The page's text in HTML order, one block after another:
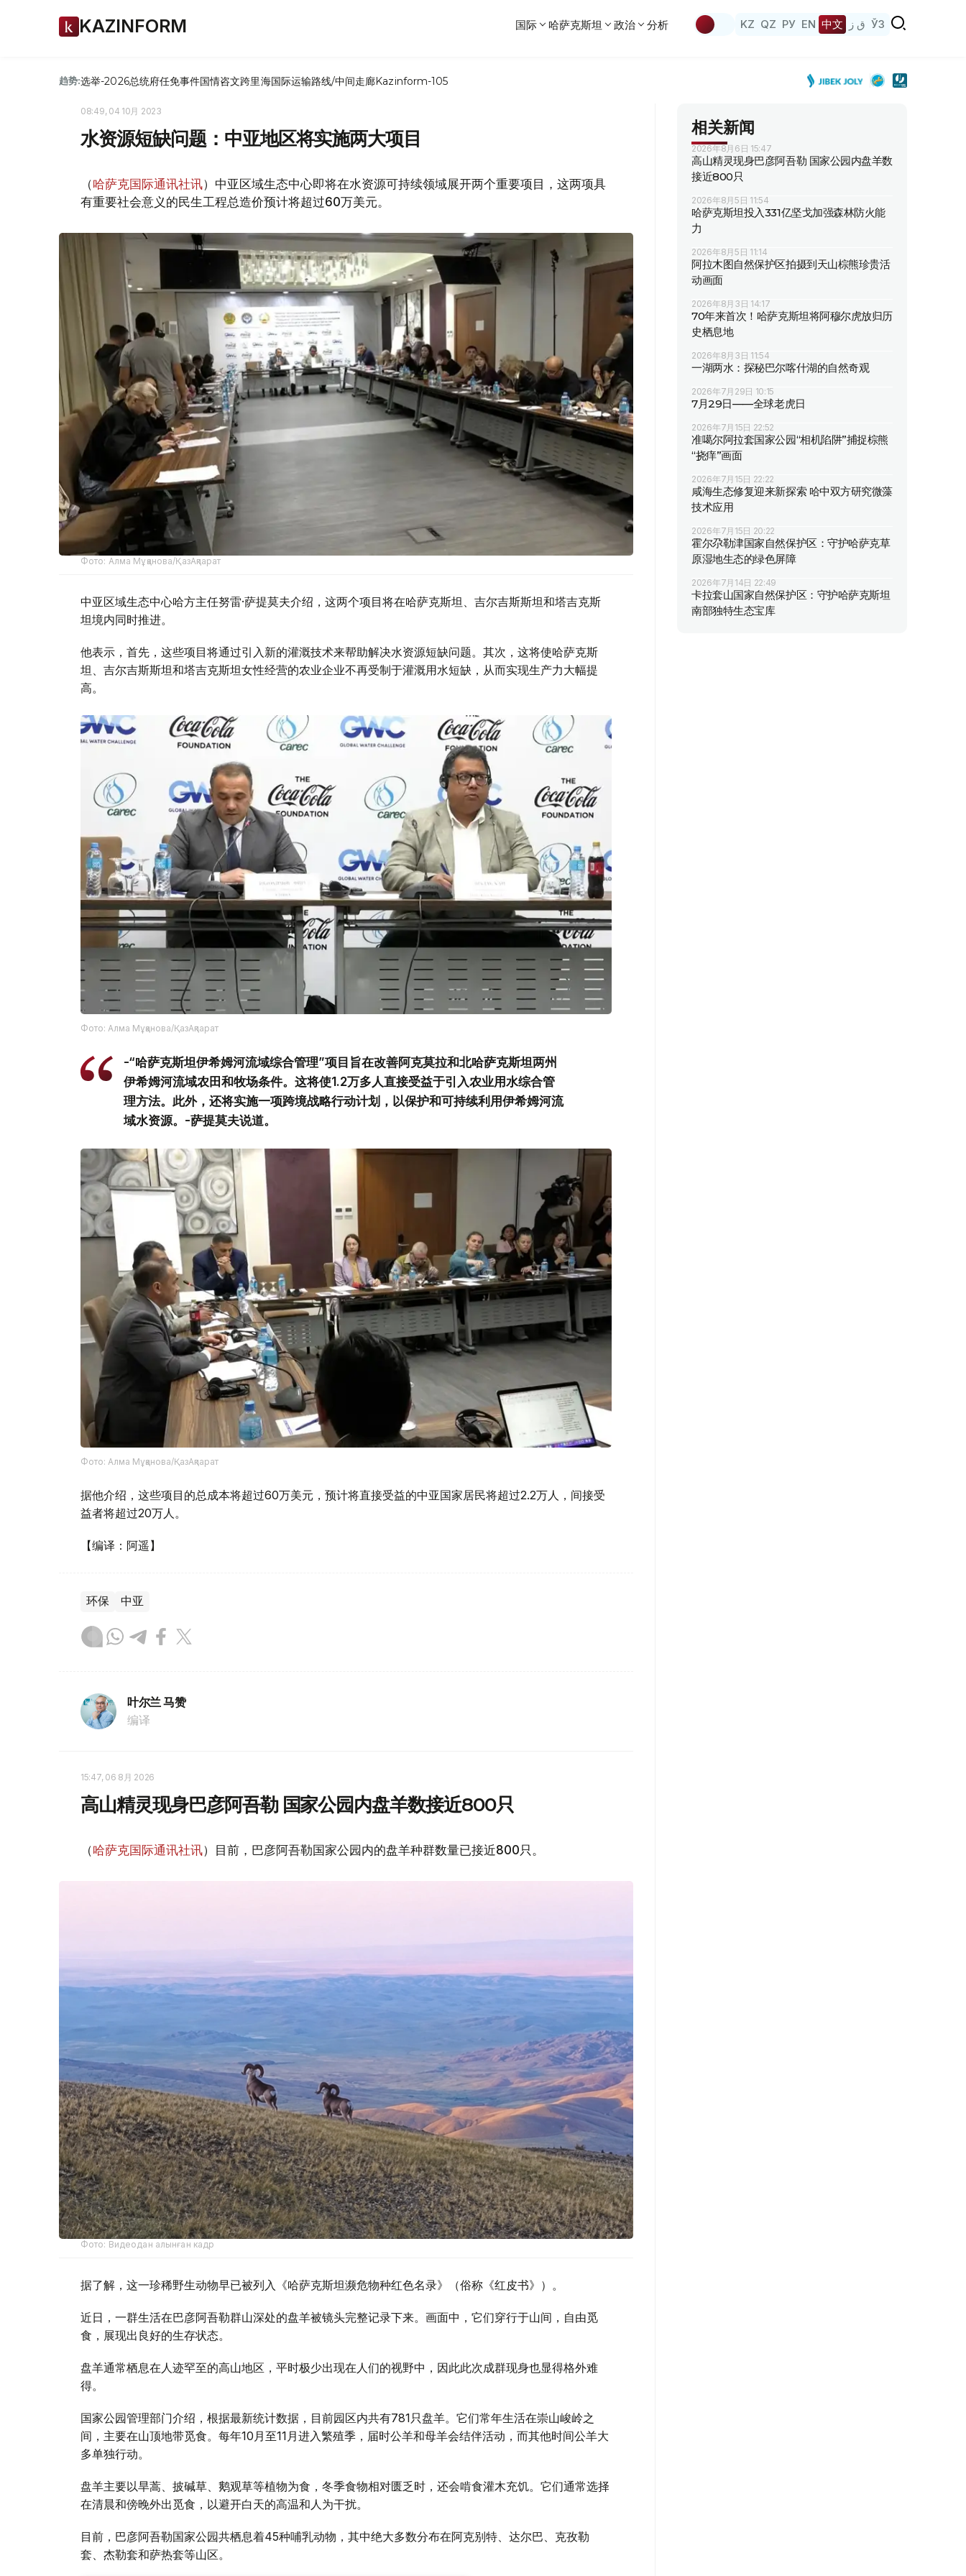
KAZINFORM 国际 哈萨克斯坦 政治 分析 KZ QZ РУ EN 中文 ق ز ЎЗ
趋势:选举-2026总统府任免事件国情咨文跨里海国际运输路线/中间走廊Kazinform-105
08:49, 04 10月 2023
水资源短缺问题：中亚地区将实施两大项目
（哈萨克国际通讯社讯）中亚区域生态中心即将在水资源可持续领域展开两个重要项目，这两项具
有重要社会意义的民生工程总造价预计将超过60万美元。
Фото: Алма Мұқанова/ҚазАқпарат
中亚区域生态中心哈方主任努雷·萨提莫夫介绍，这两个项目将在哈萨克斯坦、吉尔吉斯斯坦和塔吉克斯
坦境内同时推进。
他表示，首先，这些项目将通过引入新的灌溉技术来帮助解决水资源短缺问题。其次，这将使哈萨克斯
坦、吉尔吉斯斯坦和塔吉克斯坦女性经营的农业企业不再受制于灌溉用水短缺，从而实现生产力大幅提
高。
Фото: Алма Мұқанова/ҚазАқпарат
-“哈萨克斯坦伊希姆河流域综合管理”项目旨在改善阿克莫拉和北哈萨克斯坦两州
伊希姆河流域农田和牧场条件。这将使1.2万多人直接受益于引入农业用水综合管
理方法。此外，还将实施一项跨境战略行动计划，以保护和可持续利用伊希姆河流
域水资源。-萨提莫夫说道。
Фото: Алма Мұқанова/ҚазАқпарат
据他介绍，这些项目的总成本将超过60万美元，预计将直接受益的中亚国家居民将超过2.2万人，间接受
益者将超过20万人。
【编译：阿遥】
环保 中亚
叶尔兰 马赞
编译
15:47, 06 8月 2026
高山精灵现身巴彦阿吾勒 国家公园内盘羊数接近800只
（哈萨克国际通讯社讯）目前，巴彦阿吾勒国家公园内的盘羊种群数量已接近800只。
Фото: Видеодан алынған кадр
据了解，这一珍稀野生动物早已被列入《哈萨克斯坦濒危物种红色名录》（俗称《红皮书》）。
近日，一群生活在巴彦阿吾勒群山深处的盘羊被镜头完整记录下来。画面中，它们穿行于山间，自由觅
食，展现出良好的生存状态。
盘羊通常栖息在人迹罕至的高山地区，平时极少出现在人们的视野中，因此此次成群现身也显得格外难
得。
国家公园管理部门介绍，根据最新统计数据，目前园区内共有781只盘羊。它们常年生活在崇山峻岭之
间，主要在山顶地带觅食。每年10月至11月进入繁殖季，届时公羊和母羊会结伴活动，而其他时间公羊大
多单独行动。
盘羊主要以旱蒿、披碱草、鹅观草等植物为食，冬季食物相对匮乏时，还会啃食灌木充饥。它们通常选择
在清晨和傍晚外出觅食，以避开白天的高温和人为干扰。
目前，巴彦阿吾勒国家公园共栖息着45种哺乳动物，其中绝大多数分布在阿克别特、达尔巴、克孜勒
套、杰勒套和萨热套等山区。
相关新闻
2026年8月6日 15:47
高山精灵现身巴彦阿吾勒 国家公园内盘羊数
接近800只
2026年8月5日 11:54
哈萨克斯坦投入331亿坚戈加强森林防火能
力
2026年8月5日 11:14
阿拉木图自然保护区拍摄到天山棕熊珍贵活
动画面
2026年8月3日 14:17
70年来首次！哈萨克斯坦将阿穆尔虎放归历
史栖息地
2026年8月3日 11:54
一湖两水：探秘巴尔喀什湖的自然奇观
2026年7月29日 10:15
7月29日——全球老虎日
2026年7月15日 22:52
准噶尔阿拉套国家公园“相机陷阱”捕捉棕熊
“挠痒”画面
2026年7月15日 22:22
咸海生态修复迎来新探索 哈中双方研究微藻
技术应用
2026年7月15日 20:22
霍尔尕勒津国家自然保护区：守护哈萨克草
原湿地生态的绿色屏障
2026年7月14日 22:49
卡拉套山国家自然保护区：守护哈萨克斯坦
南部独特生态宝库